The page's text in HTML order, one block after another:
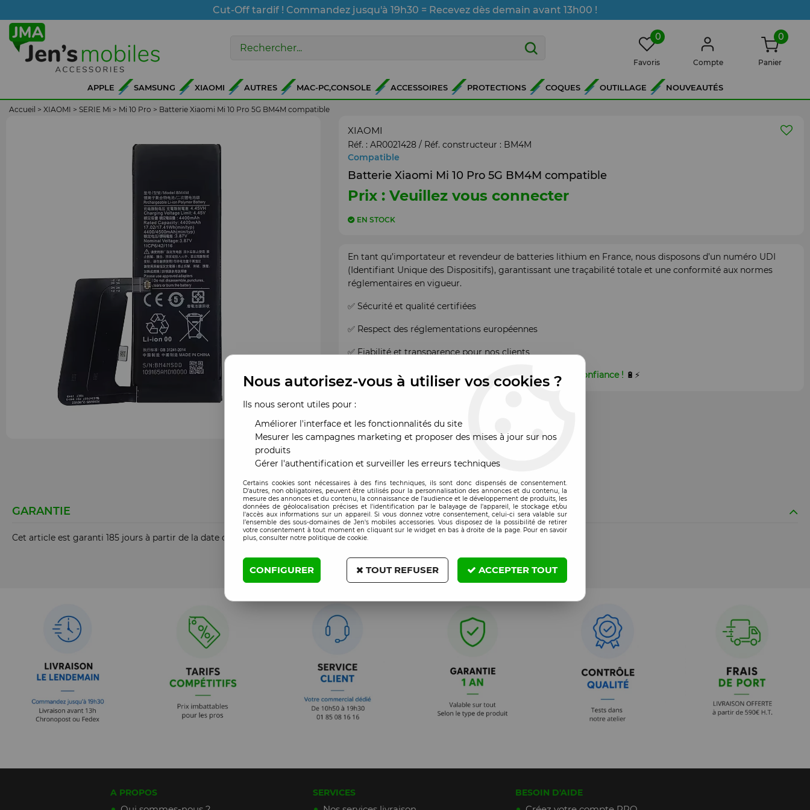
Cut-Off tardif ! Commandez jusqu'à 19h30 = Recevez dès demain avant 13h00 !
0
Favoris Compte
0
Panier
APPLE SAMSUNG XIAOMI AUTRES MAC-PC,CONSOLE ACCESSOIRES PROTECTIONS COQUES OUTILLAGE NOUVEAUTÉS
Accueil > XIAOMI > SERIE Mi > Mi 10 Pro > Batterie Xiaomi Mi 10 Pro 5G BM4M compatible
XIAOMI
Réf. : AR0021428/ Réf. constructeur : BM4M
Compatible
Batterie Xiaomi Mi 10 Pro 5G BM4M compatible
Prix : Veuillez vous connecter
EN STOCK
En tant qu’importateur et revendeur de batteries lithium en France, nous disposons d’un numéro UDI
(Identifiant Unique des Dispositifs), garantissant une traçabilité totale et une conformité aux normes
réglementaires en vigueur.
✅ Sécurité et qualité certifiées
✅ Respect des réglementations européennes
✅ Fiabilité et transparence pour nos clients
Avec Jen’s Mobiles Accessories, vous achetez en toute confiance ! 🔋⚡
GARANTIE
Cet article est garanti 185 jours à partir de la date de commande
A PROPOS SERVICES BESOIN D'AIDE
Nous autorisez-vous à utiliser vos cookies ?
Ils nous seront utiles pour :
Améliorer l'interface et les fonctionnalités du site
Mesurer les campagnes marketing et proposer des mises à jour sur nos
produits
Gérer l'authentification et surveiller les erreurs techniques
Certains cookies sont nécessaires à des fins techniques, ils sont donc dispensés de consentement.
D'autres, non obligatoires, peuvent être utilisés pour la personnalisation des annonces et du contenu, la
mesure des annonces et du contenu, la connaissance de l'audience et le développement de produits, les
données de géolocalisation précises et l'identification par le balayage de l'appareil, le stockage et/ou
l'accès aux informations sur un appareil. Si vous donnez votre consentement, celui-ci sera valable sur
l’ensemble des sous-domaines de Jen's mobiles accessories. Vous disposez de la possibilité de retirer
votre consentement à tout moment en cliquant sur le widget en bas à droite de la page. Pour en savoir
plus, consulter notre politique de cookie.
CONFIGURER TOUT REFUSER ACCEPTER TOUT